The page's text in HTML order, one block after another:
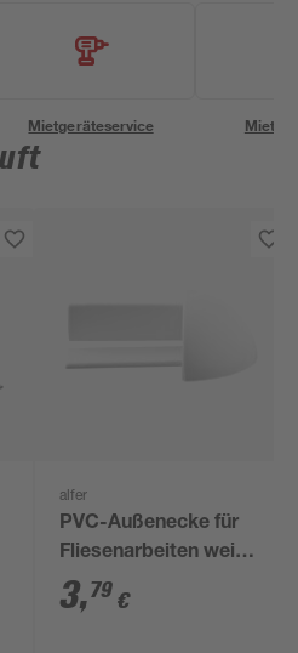
Mietgeräteservice
alfer
PVC-Außenecke für
Fliesenarbeiten weiß,
4er-Set
3,79 €